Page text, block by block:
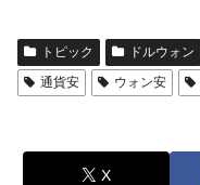
トピック ドルウォン
通貨安
ウォン安
X